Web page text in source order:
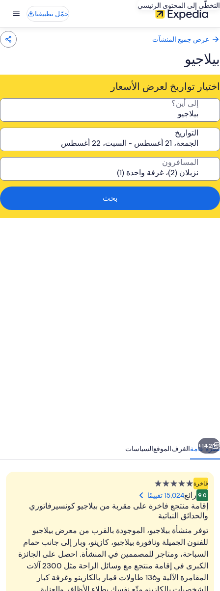
التخطّي إلى المحتوى الرئيسي
حمّل تطبيقنا
عرض جميع المنشآت
بيلاجيو
اختيار تواريخ لعرض الأسعار
إلى أين؟
التواريخ
المسافرون
بحث
المنشأة من الخارج
التالي
142+
نظرة عامةالغرفالموقعالسياسات
فاخرةمنشأة
فندقية
مصنفة
بـ
نجوم
9.0 رائع15,024 تقييمًا
إقامة منتجع فاخرة على مقربة من بيلاجيو كونسيرفاتوري
والحدائق النباتية
توفر منشأة بيلاجيو، الموجودة بالقرب من معرض بيلاجيو
للفنون الجميلة ونافورة بيلاجيو، كازينو، وبار إلى جانب حمام
السباحة، ومتاجر للمصممين في المنشأة. احصل على الجائزة
الكبرى في إقامة منتجع مع وسائل الراحة مثل 2300 آلات
المقامرة الآلية و136 طاولات قمار بالكازينو وغرفة كبار